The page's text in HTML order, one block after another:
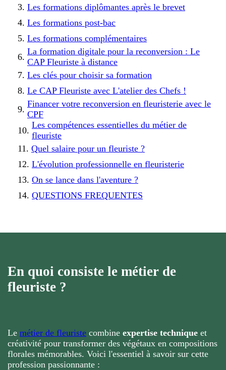
Les formations diplômantes après le brevet
Les formations post-bac
Les formations complémentaires
La formation digitale pour la reconversion : Le
CAP Fleuriste à distance
Les clés pour choisir sa formation
Le CAP Fleuriste avec L'atelier des Chefs !
Financer votre reconversion en fleuristerie avec le
CPF
Les compétences essentielles du métier de
fleuriste
Quel salaire pour un fleuriste ?
L'évolution professionnelle en fleuristerie
On se lance dans l'aventure ?
QUESTIONS FREQUENTES
En quoi consiste le métier de
fleuriste ?
Le métier de fleuriste combine expertise technique et
créativité pour transformer des végétaux en compositions
florales mémorables. Voici l'essentiel à savoir sur cette
profession passionnante :